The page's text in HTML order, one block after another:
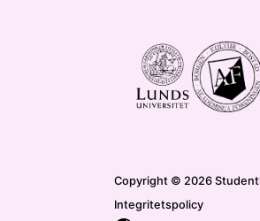
Copyright © 2026
Integritetspolicy